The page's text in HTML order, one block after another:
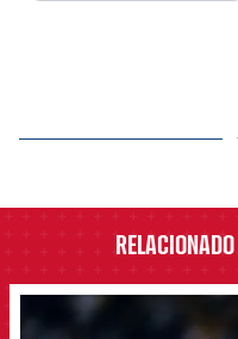
RELACIONADO